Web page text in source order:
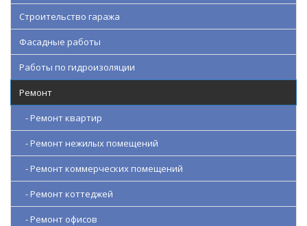
Строительство гаража
Фасадные работы
Работы по гидроизоляции
Ремонт
- Ремонт квартир
- Ремонт нежилых помещений
- Ремонт коммерческих помещений
- Ремонт коттеджей
- Ремонт офисов